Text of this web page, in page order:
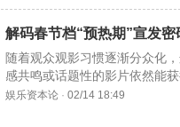
解码春节档“预热期”宣发
随着观众观影习惯逐渐分众化
感共鸣或话题性的影片依然能
娱乐资本论 · 02/14 18:49